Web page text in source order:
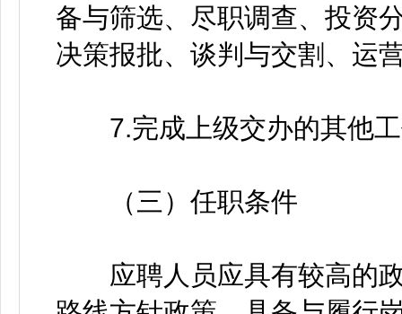
备与筛选、尽职调查、投资
决策报批、谈判与交割、运
7.完成上级交办的其他工
（三）任职条件
应聘人员应具有较高的政